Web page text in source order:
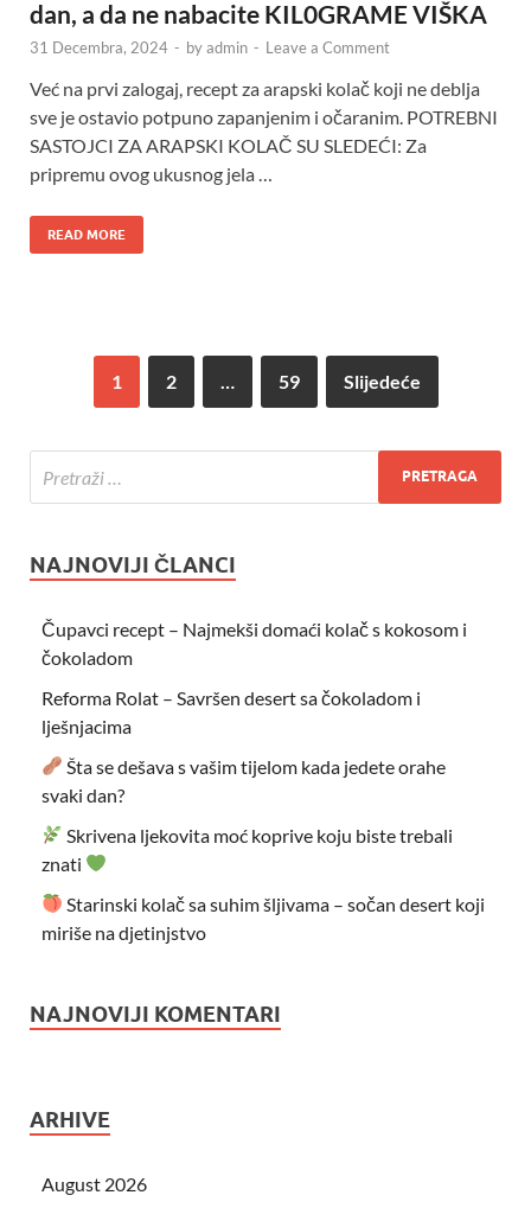
dan, a da ne nabacite KIL0GRAME VIŠKA
31 Decembra, 2024 - byadmin - Leave a Comment
Već na prvi zalogaj, recept za arapski kolač koji ne deblja
sve je ostavio potpuno zapanjenim i očaranim. POTREBNI
SASTOJCI ZA ARAPSKI KOLAČ SU SLEDEĆI: Za
pripremu ovog ukusnog jela …
READ MORE
1 2 59 Slijedeće
NAJNOVIJI ČLANCI
Čupavci recept – Najmekši domaći kolač s kokosom i
čokoladom
Reforma Rolat – Savršen desert sa čokoladom i
lješnjacima
Šta se dešava s vašim tijelom kada jedete orahe
svaki dan?
Skrivena ljekovita moć koprive koju biste trebali
znati
Starinski kolač sa suhim šljivama – sočan desert koji
miriše na djetinjstvo
NAJNOVIJI KOMENTARI
ARHIVE
August 2026